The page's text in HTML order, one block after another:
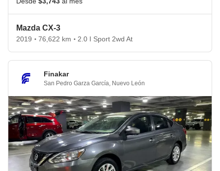
Mazda CX-3
2019 • 76,622 km • 2.0 I Sport 2wd At
Finakar
San Pedro Garza García Nuevo León